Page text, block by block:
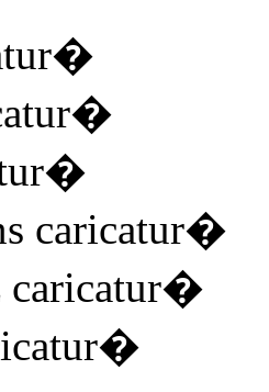
�
�
�
caricatur�
caricatur�
�